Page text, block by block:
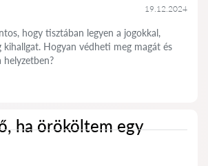
19.12.2024
hogy tisztában legyen a jogokkal,
kihallgat. Hogyan védheti meg magát és
helyzetben?
ha örököltem egy